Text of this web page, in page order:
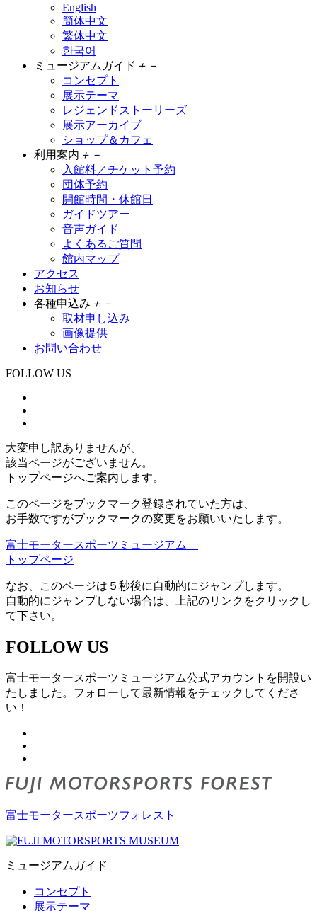
English
簡体中文
繁体中文
한국어
ミュージアムガイド ＋ －
コンセプト
展示テーマ
レジェンドストーリーズ
展示アーカイブ
ショップ＆カフェ
利用案内 ＋ －
入館料／チケット予約
団体予約
開館時間・休館日
ガイドツアー
音声ガイド
よくあるご質問
館内マップ
アクセス
お知らせ
各種申込み ＋ －
取材申し込み
画像提供
お問い合わせ
FOLLOW US
大変申し訳ありませんが、
該当ページがございません。
トップページへご案内します。
このページをブックマーク登録されていた方は、
お手数ですがブックマークの変更をお願いいたします。
富士モータースポーツミュージアム
トップページ
なお、このページは５秒後に自動的にジャンプします。
自動的にジャンプしない場合は、上記のリンクをクリックし
て下さい。
FOLLOW US
富士モータースポーツミュージアム公式アカウントを開設い
たしました。フォローして最新情報をチェックしてくださ
い！
富士モータースポーツフォレスト
ミュージアムガイド
コンセプト
展示テーマ